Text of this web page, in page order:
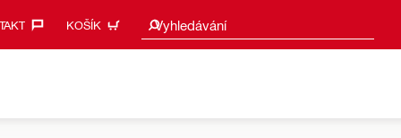
KOŠÍK Vyhledávání
Návrhy vyhledávání